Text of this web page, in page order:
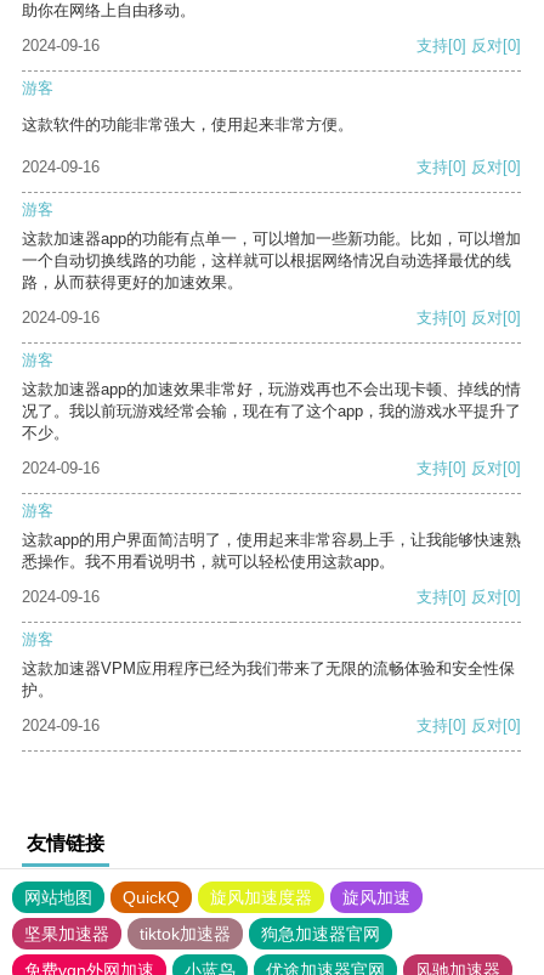
助你在网络上自由移动。
2024-09-16
支持[0] 反对[0]
游客
这款软件的功能非常强大，使用起来非常方便。
2024-09-16 支持[0] 反对[0]
游客
这款加速器app的功能有点单一，可以增加一些新功能。比如，可以增加
一个自动切换线路的功能，这样就可以根据网络情况自动选择最优的线
路，从而获得更好的加速效果。
2024-09-16
支持[0] 反对[0]
游客
这款加速器app的加速效果非常好，玩游戏再也不会出现卡顿、掉线的情
况了。我以前玩游戏经常会输，现在有了这个app，我的游戏水平提升了
不少。
2024-09-16
支持[0] 反对[0]
游客
这款app的用户界面简洁明了，使用起来非常容易上手，让我能够快速熟
悉操作。我不用看说明书，就可以轻松使用这款app。
2024-09-16
支持[0] 反对[0]
游客
这款加速器VPM应用程序已经为我们带来了无限的流畅体验和安全性保
护。
2024-09-16
支持[0] 反对[0]
友情链接
网站地图 QuickQ 旋风加速度器
旋风加速
坚果加速器
tiktok加速器
狗急加速器官网
免费vqn外网加速
小蓝鸟 优途加速器官网 风驰加速器